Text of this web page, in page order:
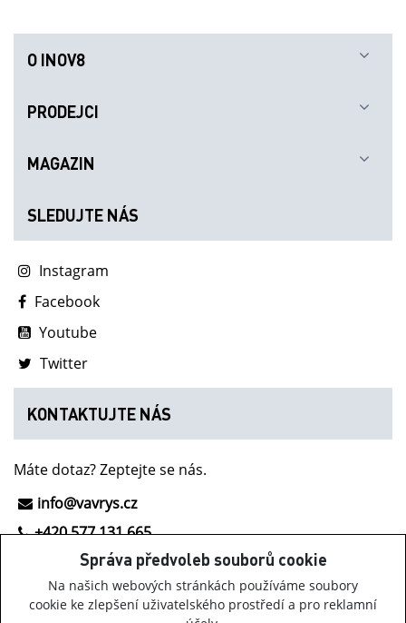
Správa předvoleb souborů cookie
Na našich webových stránkách používáme soubory
cookie ke zlepšení uživatelského prostředí a pro reklamní
O INOV8
PRODEJCI
MAGAZIN
SLEDUJTE NÁS
Instagram
Facebook
Youtube
Twitter
KONTAKTUJTE NÁS
Máte dotaz? Zeptejte se nás.
info@vavrys.cz
+420 577 131 665
NOVINKY Z INOV-8